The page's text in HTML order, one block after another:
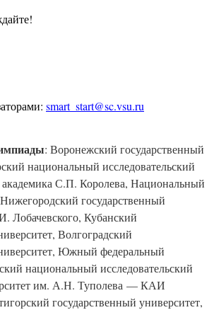
smart_ start@sc.vsu.ru
: Воронежский государственный
национальный исследовательский
С.П. Королева, Национальный
государственный
Лобачевского, Кубанский
Волгоградский
Южный федеральный
национальный исследовательский
им. А.Н. Туполева — КАИ
государственный университет,